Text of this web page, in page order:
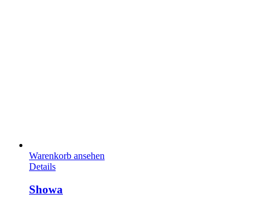
Warenkorb ansehen
Details
Showa